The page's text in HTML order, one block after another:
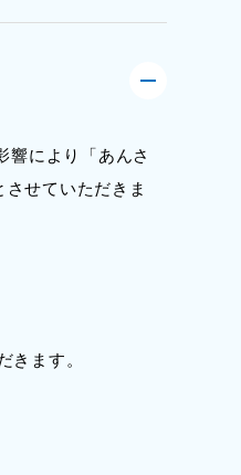
響により「あんさ
せていただきま
ます。